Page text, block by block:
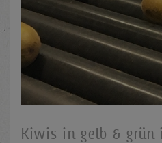
Kiwis in gelb & grün